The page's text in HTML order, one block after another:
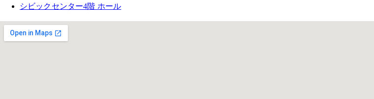
シビックセンター4階 ホール